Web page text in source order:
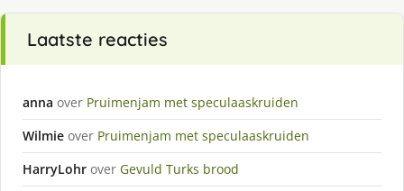
Laatste reacties
anna over Pruimenjam met speculaaskruiden
Wilmie over Pruimenjam met speculaaskruiden
HarryLohr over Gevuld Turks brood